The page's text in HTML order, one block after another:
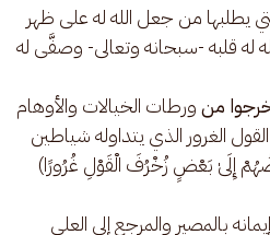
يطلبها من جعل الله له على ظهر
له قلبه -سبحانه وتعالى- وصفَّى له
منورطات الخيالات والأوهام
الغرور الذي يتداوله شياطين
إِلَىٰ بَعْضٍ زُخْرُفَ الْقَوْلِ غُرُورًا)
بالمصير والمرجع إلى العلي